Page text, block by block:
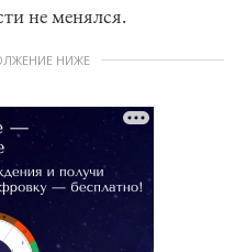
не менялся.
НИЖЕ